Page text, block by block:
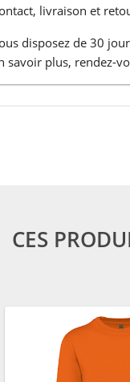
livraison et
disposez de 30
savoir plus, rendez-
CES